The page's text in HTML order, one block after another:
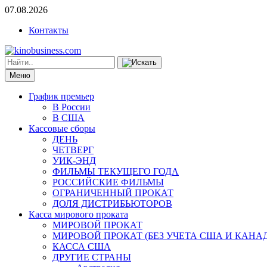
07.08.2026
Контакты
Меню
График премьер
В России
В США
Кассовые сборы
ДЕНЬ
ЧЕТВЕРГ
УИК-ЭНД
ФИЛЬМЫ ТЕКУЩЕГО ГОДА
РОССИЙСКИЕ ФИЛЬМЫ
ОГРАНИЧЕННЫЙ ПРОКАТ
ДОЛЯ ДИСТРИБЬЮТОРОВ
Касса мирового проката
МИРОВОЙ ПРОКАТ
МИРОВОЙ ПРОКАТ (БЕЗ УЧЕТА США И
КАССА США
ДРУГИЕ СТРАНЫ